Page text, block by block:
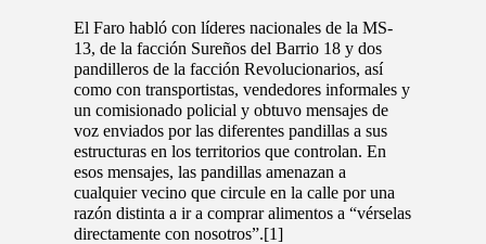
El Faro habló con líderes nacionales de la MS-
13, de la facción Sureños del Barrio 18 y dos
pandilleros de la facción Revolucionarios, así
como con transportistas, vendedores informales y
un comisionado policial y obtuvo mensajes de
voz enviados por las diferentes pandillas a sus
estructuras en los territorios que controlan. En
esos mensajes, las pandillas amenazan a
cualquier vecino que circule en la calle por una
razón distinta a ir a comprar alimentos a “vérselas
directamente con nosotros”.[1]